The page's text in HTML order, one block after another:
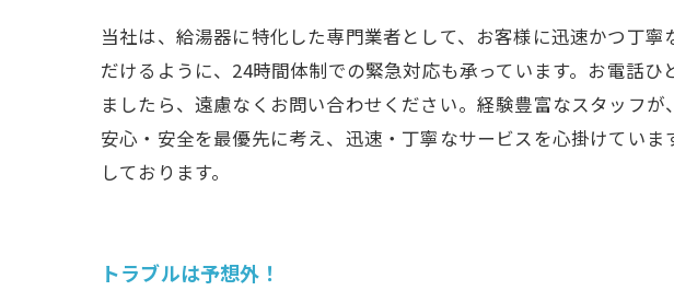
当社は、給湯器に特化した専門業者として、お客様に迅速かつ丁
だけるように、24時間体制での緊急対応も承っています。お電話
ましたら、遠慮なくお問い合わせください。経験豊富なスタッフ
安心・安全を最優先に考え、迅速・丁寧なサービスを心掛けてい
しております。
トラブルは予想外！